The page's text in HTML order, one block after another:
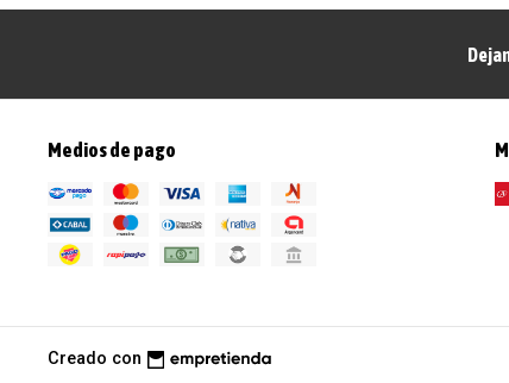
Medios de pago
Creado con